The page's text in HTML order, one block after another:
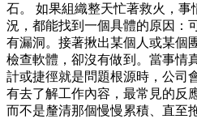
石。 如果組織整天忙著救火，事
況，都能找到一個具體的原因：
有漏洞。接著揪出某個人或某個
檢查軟體，卻沒有做到。當事情
計或捷徑就是問題根源時，公司
有去了解工作內容，最常見的反
而不是釐清那個慢慢累積、直至